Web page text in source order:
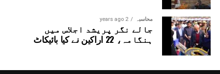
محاسبہ 2 years ago
جالے نگر پریشد اجلاس میں
ہنگامہ، 22 اراکین نے کیا بائیکاٹ